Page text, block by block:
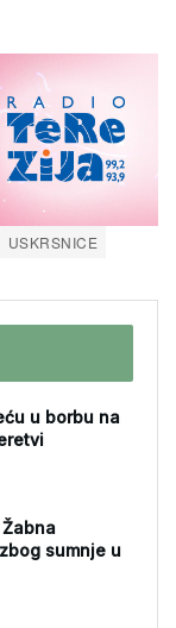
USKRSNICE
u borbu na
sumnje u